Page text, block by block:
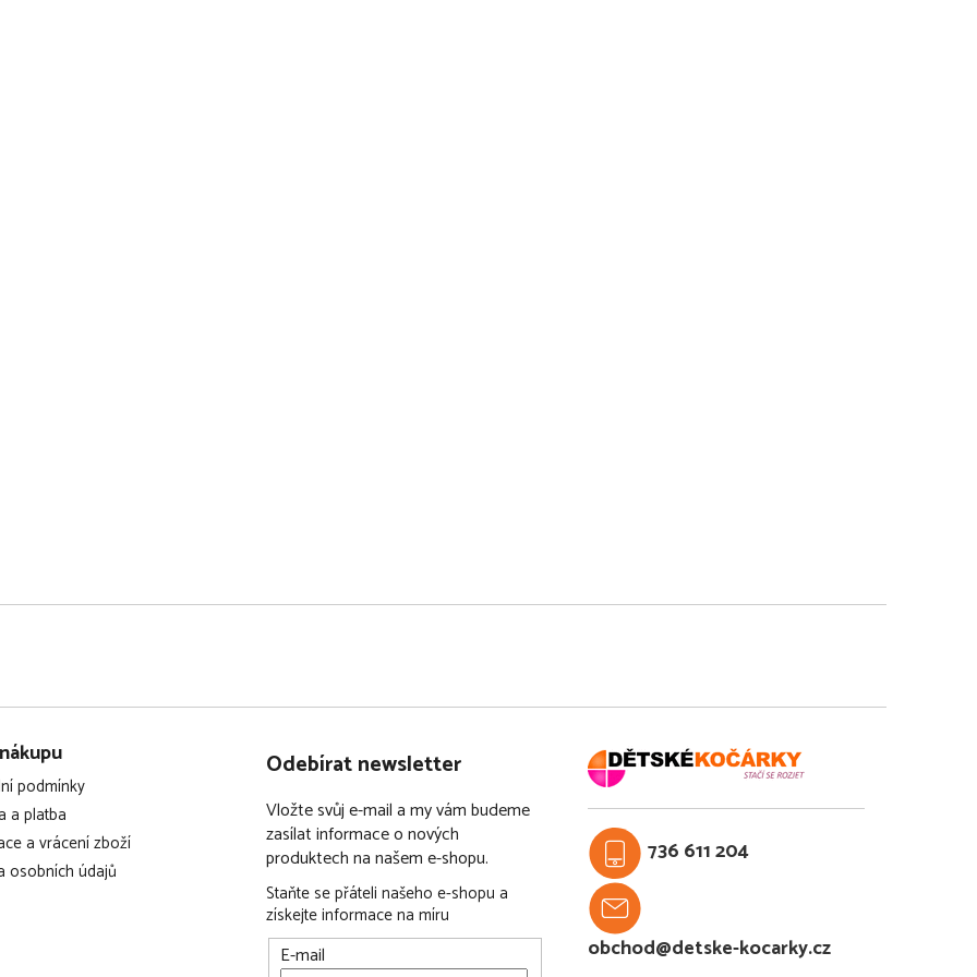
ruky, bez použití
podmínky
a platba
a vrácení zboží
osobních údajů
Odebírat newsletter
Vložte svůj e-mail a my vám budeme
zasílat informace o nových
produktech na našem e-shopu.
Staňte se přáteli našeho e-shopu a
získejte informace na míru
E-mail
736 611 204
obchod@detske-kocarky.cz